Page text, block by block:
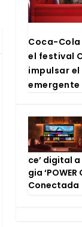
Coca-Cola
el fes­ti­val
impul­sar
emer­gen­te
ce’ digi­tal
gia
Conec­ta­da